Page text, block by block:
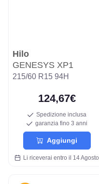
Hilo
GENESYS XP1
215/60 R15 94H
124,67€
Spedizione inclusa
garanzia fino 3 anni
Aggiungi
Li riceverai entro il 14 Agosto